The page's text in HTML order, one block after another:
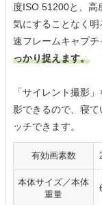
度ISO 51200と、高
気にすることなく
速フレームキャプチ
っかり捉えます。
「サイレント撮影
影できるので、寝
ッチできます。
有効画素数
本体サイズ／本体
重量